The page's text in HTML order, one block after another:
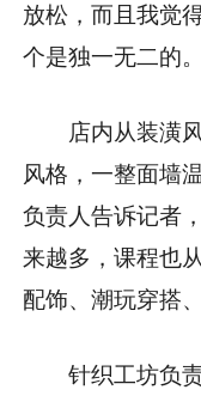
放松，而且我觉
个是独一无二的。
店内从装潢
风格，一整面墙
负责人告诉记者
来越多，课程也
配饰、潮玩穿搭
针织工坊负